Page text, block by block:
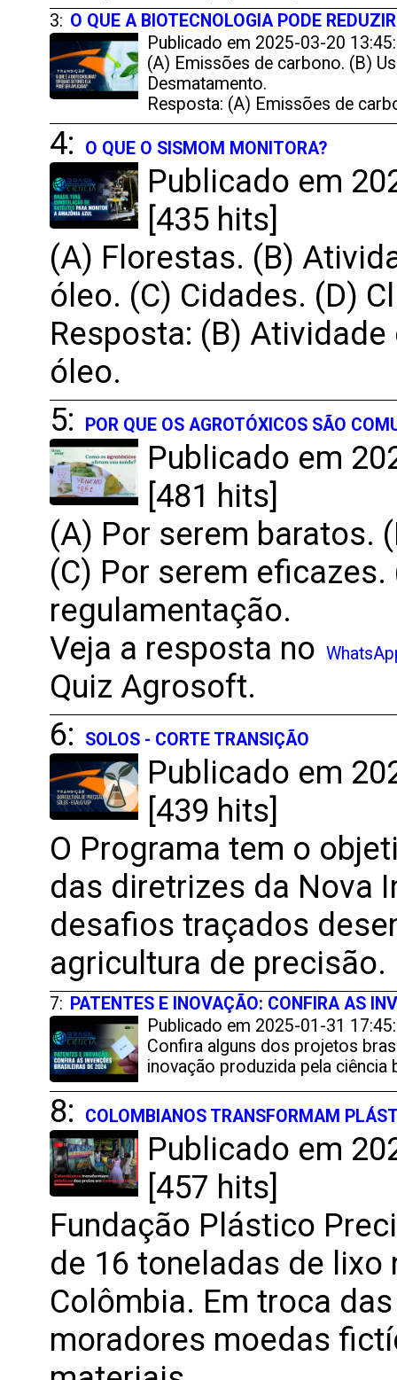
3: O QUE A BIOTECNOLOGIA PODE
Publicado em 2025-03-20
(A) Emissões de carbono. (B)
Desmatamento.
Resposta: (A) Emissões de
4: O QUE O SISMOM MONITORA?
Publicado em
[435 hits]
(A) Florestas. (B)
óleo. (C) Cidades. (D)
Resposta: (B)
óleo.
5:
POR QUE OS AGROTÓXICOS SÃO
Publicado em
[481 hits]
(A) Por serem baratos.
(C) Por serem
regulamentação.
Veja a resposta no
Quiz Agrosoft.
6:
SOLOS - CORTE TRANSIÇÃO
Publicado em
[439 hits]
O Programa tem o
das diretrizes da Nova
desafios traçados
agricultura de precisão.
7: PATENTES E INOVAÇÃO: CONFIRA AS
Publicado em 2025-01-31
Confira alguns dos projetos
inovação produzida pela ciência
8: COLOMBIANOS TRANSFORMAM
Publicado em
[457 hits]
Fundação Plástico
de 16 toneladas de lixo
Colômbia. Em troca
moradores moedas